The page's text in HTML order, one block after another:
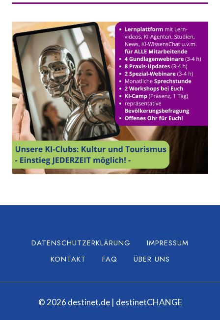
DATENSCHUTZERKLÄRUNG
IMPRESSUM
KONTAKT
FAQ ÜBER UNS
© 2026 destinet.de | destinetCHANGE